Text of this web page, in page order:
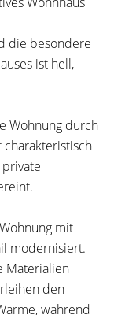
die besondere
ist hell,
Wohnung durch
mit
modernisiert.
Materialien
den
während